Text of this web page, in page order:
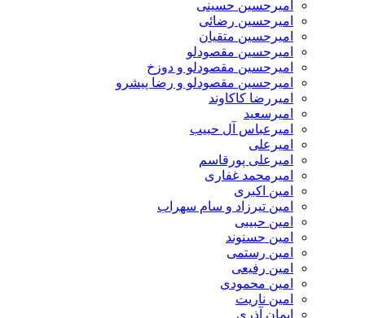
امیرحسین حسینی
امیرحسین رضائی
امیرحسین متقیان
امیرحسین مقصودلو
امیرحسین مقصودلو و دوزخ
امیرحسین مقصودلو و رضا پیشرو
امیررضا کاکاوند
امیرسعید
امیرعباس آل حبیب
امیرعلی
امیرعلی پورقاسم
امیرمحمد غفاری
امین اکبری
امین تیرزاد و سام سهراب
امین حبیبی
امین حسنوند
امین رستمی
امین رفیعی
امین محمودی
امین ناریت
ایمان آذری